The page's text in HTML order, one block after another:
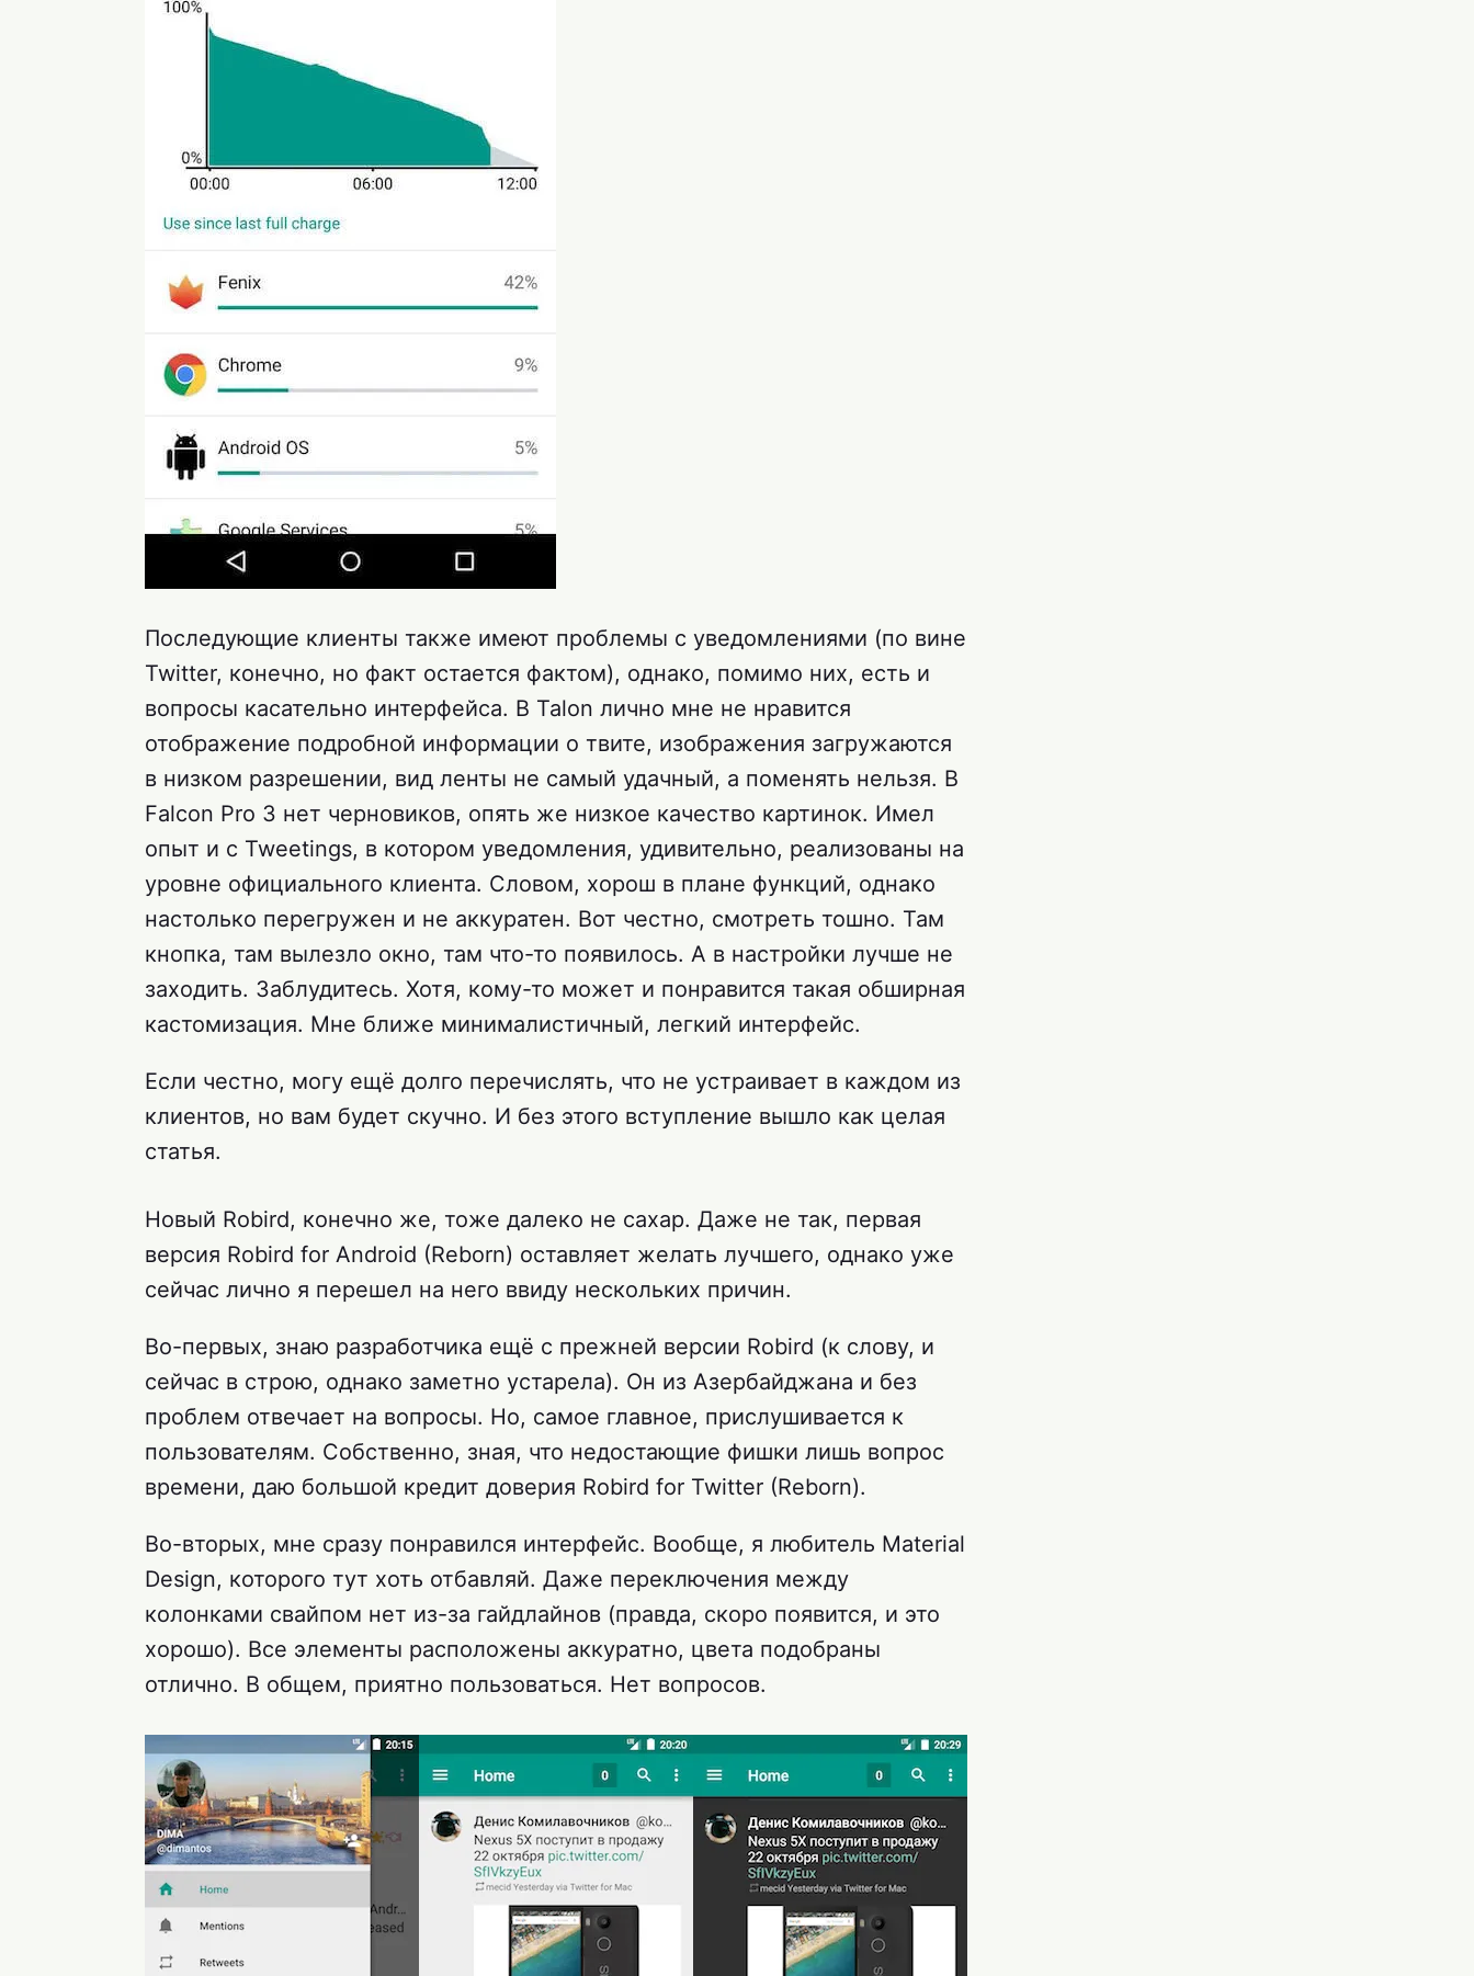
Последующие клиенты также имеют проблемы с уведомлениями (по вине
Twitter, конечно, но факт остается фактом), однако, помимо них, есть и
вопросы касательно интерфейса. В Talon лично мне не нравится
отображение подробной информации о твите, изображения загружаются
в низком разрешении, вид ленты не самый удачный, а поменять нельзя. В
Falcon Pro 3 нет черновиков, опять же низкое качество картинок. Имел
опыт и с Tweetings, в котором уведомления, удивительно, реализованы на
уровне официального клиента. Словом, хорош в плане функций, однако
настолько перегружен и не аккуратен. Вот честно, смотреть тошно. Там
кнопка, там вылезло окно, там что-то появилось. А в настройки лучше не
заходить. Заблудитесь. Хотя, кому-то может и понравится такая обширная
кастомизация. Мне ближе минималистичный, легкий интерфейс.
Если честно, могу ещё долго перечислять, что не устраивает в каждом из
клиентов, но вам будет скучно. И без этого вступление вышло как целая
статья.
Новый Robird, конечно же, тоже далеко не сахар. Даже не так, первая
версия Robird for Android (Reborn) оставляет желать лучшего, однако уже
сейчас лично я перешел на него ввиду нескольких причин.
Во-первых, знаю разработчика ещё с прежней версии Robird (к слову, и
сейчас в строю, однако заметно устарела). Он из Азербайджана и без
проблем отвечает на вопросы. Но, самое главное, прислушивается к
пользователям. Собственно, зная, что недостающие фишки лишь вопрос
времени, даю большой кредит доверия Robird for Twitter (Reborn).
Во-вторых, мне сразу понравился интерфейс. Вообще, я любитель Material
Design, которого тут хоть отбавляй. Даже переключения между
колонками свайпом нет из-за гайдлайнов (правда, скоро появится, и это
хорошо). Все элементы расположены аккуратно, цвета подобраны
отлично. В общем, приятно пользоваться. Нет вопросов.